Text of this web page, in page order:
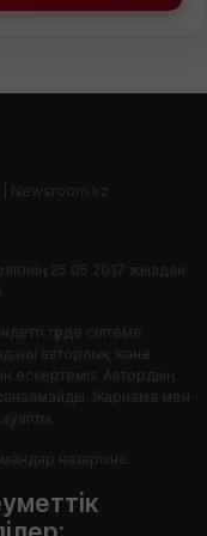
| Newsroom.kz
25.05.2017 жылдан
түрде сілтеме
авторлық және
ескертеміз. Автордың
Жарнама мен
назарына.